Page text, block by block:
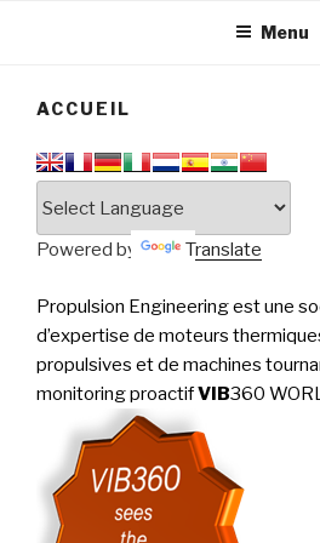
PERFORMANCE
Menu
ACCUEIL
Powered by Translate
Propulsion Engineering est une
d’expertise de moteurs
propulsives et de machines
monitoring proactifVIB360